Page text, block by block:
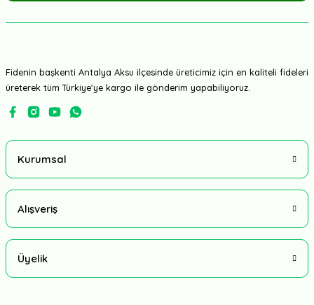
Fidenin başkenti Antalya Aksu ilçesinde üreticimiz için en kaliteli fideleri
üreterek tüm Türkiye'ye kargo ile gönderim yapabiliyoruz.
Kurumsal
Alışveriş
Üyelik